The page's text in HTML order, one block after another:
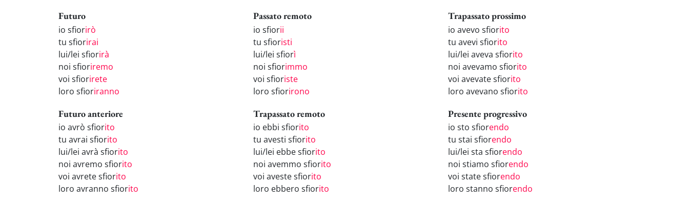
Futuro
io sfiorirò
tu sfiorirai
lui/lei sfiorirà
noi sfioriremo
voi sfiorirete
loro sfioriranno
Passato remoto
io sfiorii
tu sfioristi
lui/lei sfiorì
noi sfiorimmo
voi sfioriste
loro sfiorirono
Trapassato prossimo
io avevo sfiorito
tu avevi sfiorito
lui/lei aveva sfiorito
noi avevamo sfiorito
voi avevate sfiorito
loro avevano sfiorito
Futuro anteriore
io avrò sfiorito
tu avrai sfiorito
lui/lei avrà sfiorito
noi avremo sfiorito
voi avrete sfiorito
loro avranno sfiorito
Trapassato remoto
io ebbi sfiorito
tu avesti sfiorito
lui/lei ebbe sfiorito
noi avemmo sfiorito
voi aveste sfiorito
loro ebbero sfiorito
Presente progressivo
io sto sfiorendo
tu stai sfiorendo
lui/lei sta sfiorendo
noi stiamo sfiorendo
voi state sfiorendo
loro stanno sfiorendo